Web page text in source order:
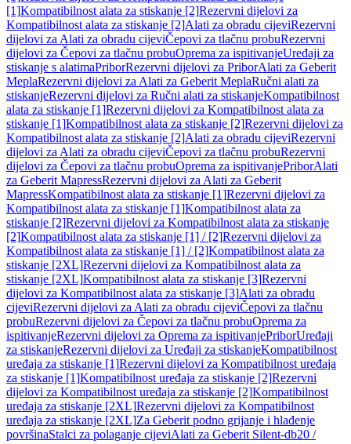
[1]Kompatibilnost alata za stiskanje [2]Rezervni dijelovi za
Kompatibilnost alata za stiskanje [2]Alati za obradu cijeviRezervni
dijelovi za Alati za obradu cijeviČepovi za tlačnu probuRezervni
dijelovi za Čepovi za tlačnu probuOprema za ispitivanjeUređaji za
stiskanje s alatimaPriborRezervni dijelovi za PriborAlati za Geberit
MeplaRezervni dijelovi za Alati za Geberit MeplaRučni alati za
stiskanjeRezervni dijelovi za Ručni alati za stiskanjeKompatibilnost
alata za stiskanje [1]Rezervni dijelovi za Kompatibilnost alata za
stiskanje [1]Kompatibilnost alata za stiskanje [2]Rezervni dijelovi za
Kompatibilnost alata za stiskanje [2]Alati za obradu cijeviRezervni
dijelovi za Alati za obradu cijeviČepovi za tlačnu probuRezervni
dijelovi za Čepovi za tlačnu probuOprema za ispitivanjePriborAlati
za Geberit MapressRezervni dijelovi za Alati za Geberit
MapressKompatibilnost alata za stiskanje [1]Rezervni dijelovi za
Kompatibilnost alata za stiskanje [1]Kompatibilnost alata za
stiskanje [2]Rezervni dijelovi za Kompatibilnost alata za stiskanje
[2]Kompatibilnost alata za stiskanje [1] / [2]Rezervni dijelovi za
Kompatibilnost alata za stiskanje [1] / [2]Kompatibilnost alata za
stiskanje [2XL]Rezervni dijelovi za Kompatibilnost alata za
stiskanje [2XL]Kompatibilnost alata za stiskanje [3]Rezervni
dijelovi za Kompatibilnost alata za stiskanje [3]Alati za obradu
cijeviRezervni dijelovi za Alati za obradu cijeviČepovi za tlačnu
probuRezervni dijelovi za Čepovi za tlačnu probuOprema za
ispitivanjeRezervni dijelovi za Oprema za ispitivanjePriborUređaji
za stiskanjeRezervni dijelovi za Uređaji za stiskanjeKompatibilnost
uređaja za stiskanje [1]Rezervni dijelovi za Kompatibilnost uređaja
za stiskanje [1]Kompatibilnost uređaja za stiskanje [2]Rezervni
dijelovi za Kompatibilnost uređaja za stiskanje [2]Kompatibilnost
uređaja za stiskanje [2XL]Rezervni dijelovi za Kompatibilnost
uređaja za stiskanje [2XL]Za Geberit podno grijanje i hlađenje
površinaStalci za polaganje cijeviAlati za Geberit Silent-db20 /